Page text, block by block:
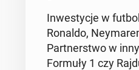
In­we­sty­cje w
Ronaldo,
Part­ner­stwo w
Formuły 1 czy